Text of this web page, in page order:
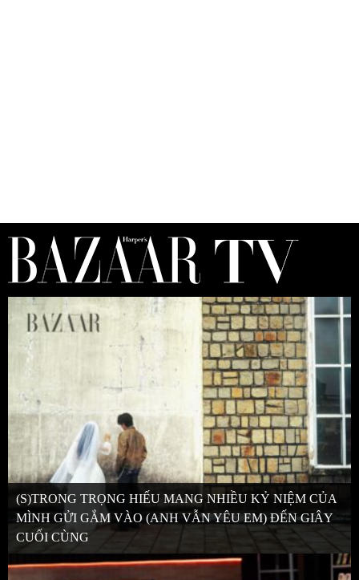
(S)TRONG TRỌNG HIẾU MANG NHIỀU KỶ NIỆM CỦA
MÌNH GỬI GẮM VÀO (ANH VẪN YÊU EM) ĐẾN GIÂY
CUỐI CÙNG